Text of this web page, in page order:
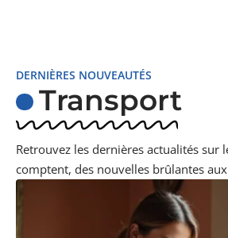
DERNIÈRES NOUVEAUTÉS
Transport
Retrouvez les dernières actualités sur
comptent, des nouvelles brûlantes